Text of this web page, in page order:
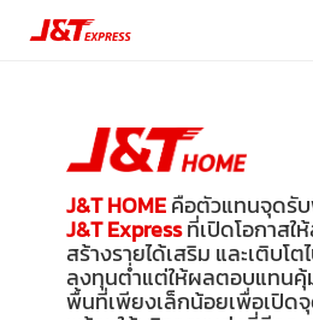
J&T HOMEคือตัวแทนจุดรั
J&T Expressที่เปิดโอกาสใ
สร้างรายได้เสริม และเติบโ
ลงทุนต่ำแต่ให้ผลตอบแทนคุ้
พื้นที่เพียงเล็กน้อยเพื่อเปิด